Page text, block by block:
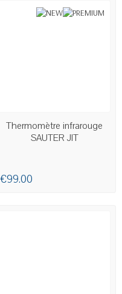
AVAILABLE
Thermomètre infrarouge
SAUTER JIT
€99.00